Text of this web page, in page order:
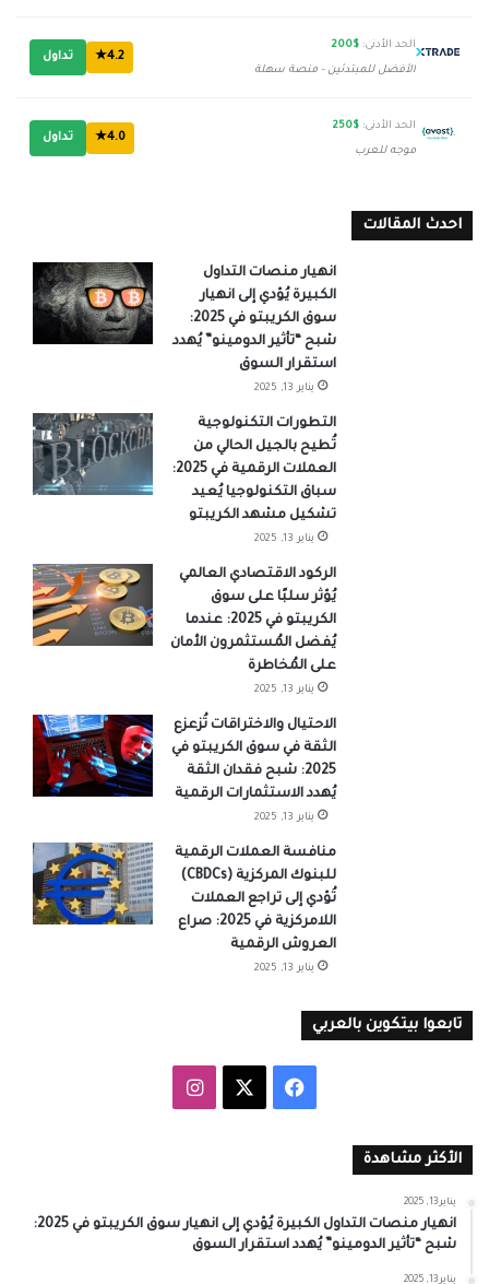
الحد الأدنى: $200
الأفضل للمبتدئين - منصة سهلة
4.2★ تداول
الحد الأدنى: $250
موجه للعرب
4.0★ تداول
احدث المقالات
انهيار منصات التداول
الكبيرة يُؤدي إلى انهيار
سوق الكريبتو في 2025:
شبح “تأثير الدومينو” يُهدد
استقرار السوق
يناير 13, 2025
التطورات التكنولوجية
تُطيح بالجيل الحالي من
العملات الرقمية في 2025:
سباق التكنولوجيا يُعيد
تشكيل مشهد الكريبتو
يناير 13, 2025
الركود الاقتصادي العالمي
يُؤثر سلبًا على سوق
الكريبتو في 2025: عندما
يُفضل المُستثمرون الأمان
على المُخاطرة
يناير 13, 2025
الاحتيال والاختراقات تُزعزع
الثقة في سوق الكريبتو في
2025: شبح فقدان الثقة
يُهدد الاستثمارات الرقمية
يناير 13, 2025
منافسة العملات الرقمية
للبنوك المركزية (CBDCs)
تُؤدي إلى تراجع العملات
اللامركزية في 2025: صراع
العروش الرقمية
يناير 13, 2025
تابعوا بيتكوين بالعربي
فيسبوك انستقرام
الأكثر مشاهدة
يناير 13, 2025
انهيار منصات التداول الكبيرة يُؤدي إلى انهيار سوق الكريبتو في 2025:
شبح “تأثير الدومينو” يُهدد استقرار السوق
يناير 13, 2025